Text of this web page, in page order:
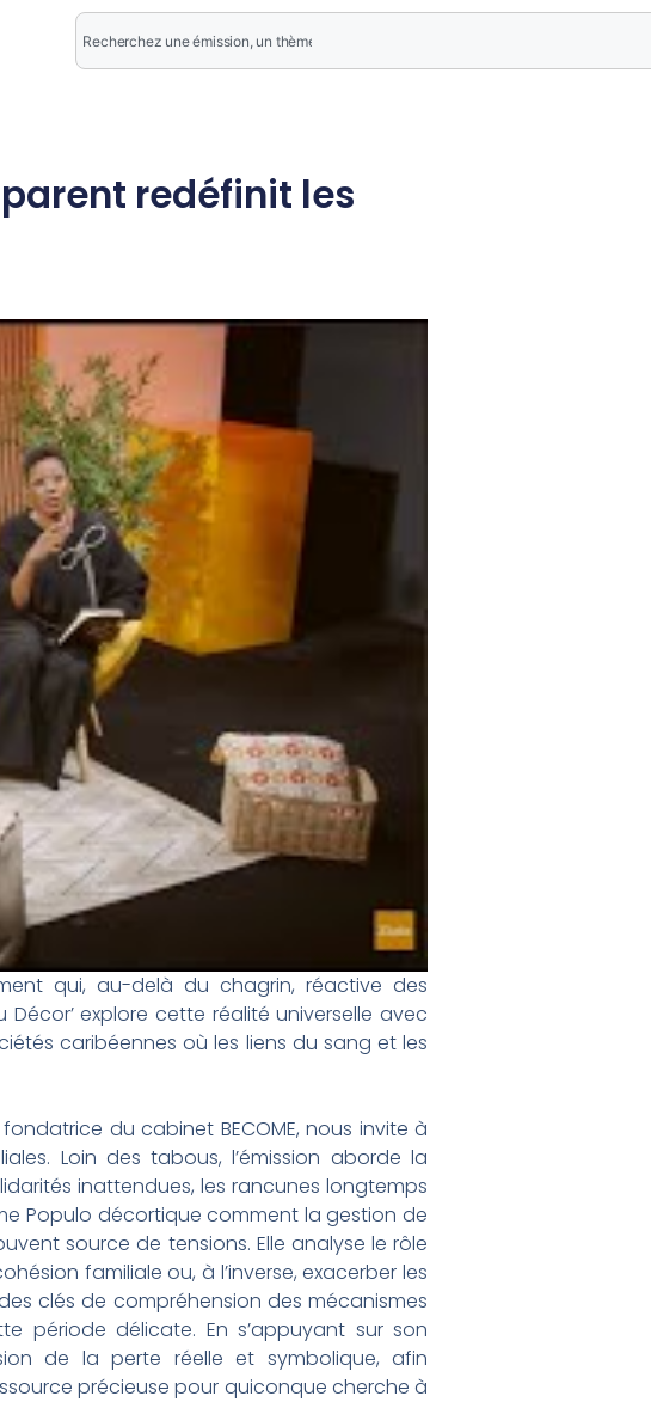
parent redéfinit les
qui, au-delà du chagrin, réactive des
Décor’ explore cette réalité universelle avec
caribéennes où les liens du sang et les
du cabinet BECOME, nous invite à
Loin des tabous, l’émission aborde la
inattendues, les rancunes longtemps
Populo décortique comment la gestion de
source de tensions. Elle analyse le rôle
familiale ou, à l’inverse, exacerber les
clés de compréhension des mécanismes
période délicate. En s’appuyant sur son
de la perte réelle et symbolique, afin
précieuse pour quiconque cherche à